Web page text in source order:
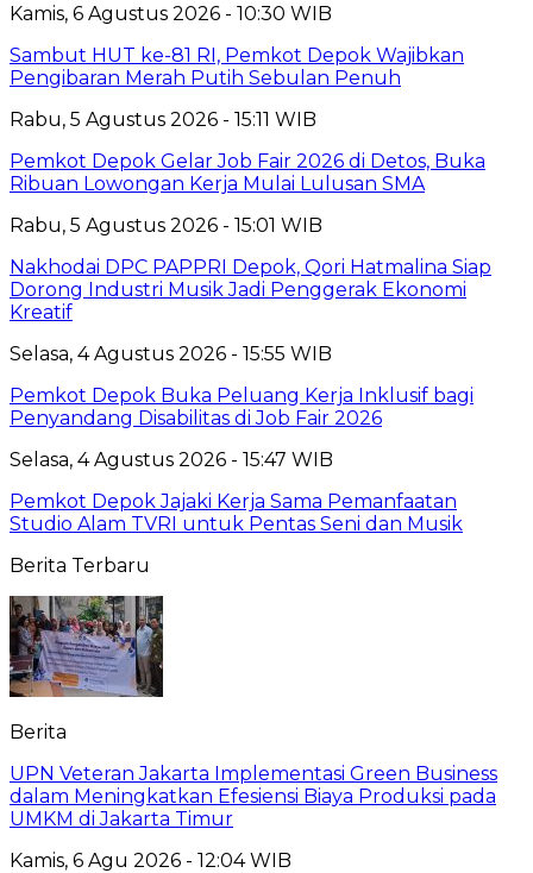
Kamis, 6 Agustus 2026 - 10:30 WIB
Sambut HUT ke-81 RI, Pemkot Depok Wajibkan
Pengibaran Merah Putih Sebulan Penuh
Rabu, 5 Agustus 2026 - 15:11 WIB
Pemkot Depok Gelar Job Fair 2026 di Detos, Buka
Ribuan Lowongan Kerja Mulai Lulusan SMA
Rabu, 5 Agustus 2026 - 15:01 WIB
Nakhodai DPC PAPPRI Depok, Qori Hatmalina Siap
Dorong Industri Musik Jadi Penggerak Ekonomi
Kreatif
Selasa, 4 Agustus 2026 - 15:55 WIB
Pemkot Depok Buka Peluang Kerja Inklusif bagi
Penyandang Disabilitas di Job Fair 2026
Selasa, 4 Agustus 2026 - 15:47 WIB
Pemkot Depok Jajaki Kerja Sama Pemanfaatan
Studio Alam TVRI untuk Pentas Seni dan Musik
Berita Terbaru
Berita
UPN Veteran Jakarta Implementasi Green Business
dalam Meningkatkan Efesiensi Biaya Produksi pada
UMKM di Jakarta Timur
Kamis, 6 Agu 2026 - 12:04 WIB